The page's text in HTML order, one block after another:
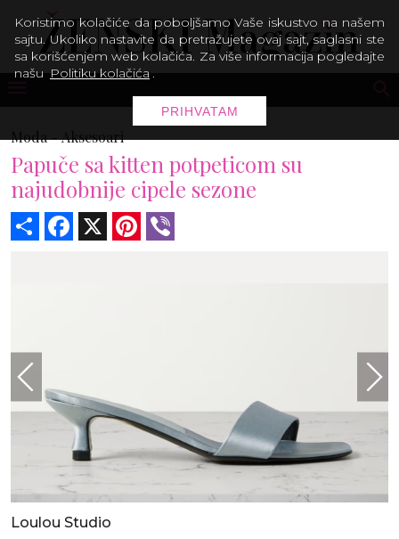
Moda -Aksesoari
Papuče sa kitten potpeticom su
najudobnije cipele sezone
Share Facebook Pinterest
Loulou Studio
Koristimo kolačiće da poboljšamo Vaše iskustvo na našem
sajtu. Ukoliko nastavite da pretražujete ovaj sajt, saglasni ste
sa korišćenjem web kolačića. Za više informacija pogledajte
našu Politiku kolačića .
PRIHVATAM